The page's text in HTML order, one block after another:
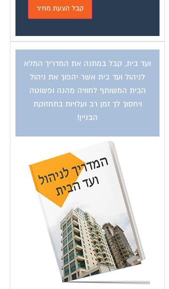
ועד בית, קבל במתנה את המדריך המלא
לניהול ועד בית אשר יהפוך את ניהול
הבית המשותף לחוויה מהנה ופשוטה
ויחסוך לך זמן רב ועלויות בתחזוקת
הבניין!